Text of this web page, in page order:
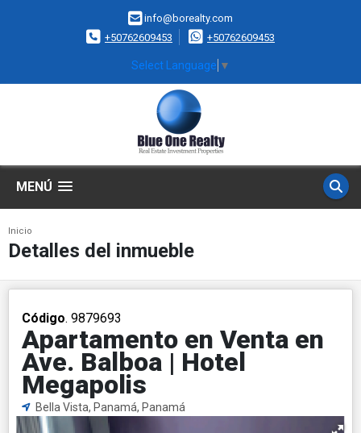
info@borealty.com
+50762609453
+50762609453
Select Language ▼
MENÚ
Inicio
Detalles del inmueble
Código. 9879693
Apartamento en Venta en
Ave. Balboa | Hotel
Megapolis
Bella Vista, Panamá, Panamá